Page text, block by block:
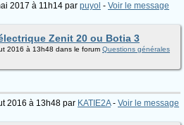
2017 à 11h14 par puyol - Voir le message
Zenit 20 ou Botia 3
2016 à 13h48 dans le forum Questions générales
2016 à 13h48 par KATIE2A- Voir le message